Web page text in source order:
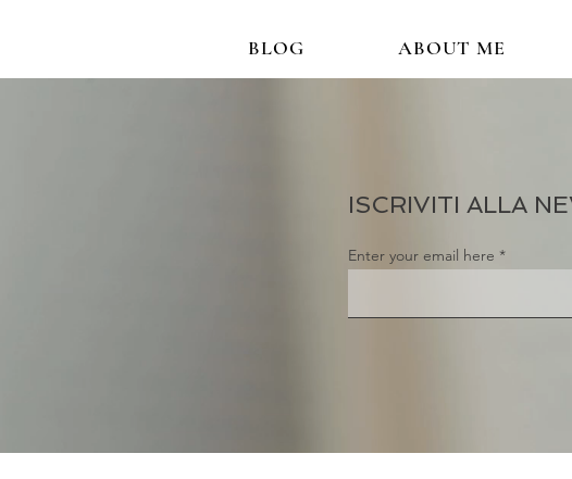
BLOG ABOUT ME
ISCRIVITI ALLA
Enter your email here